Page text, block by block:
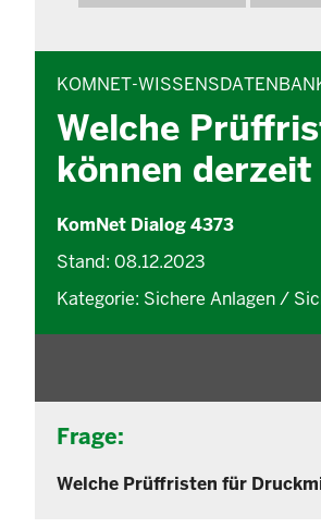
KOMNET-
Welche
können
KomNet Dialog 4373
Stand: 08.12.2023
Kategorie: Sichere Anlagen /
Frage:
Welche Prüffristen für